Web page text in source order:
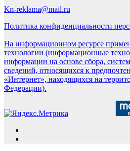
Kn-reklama@mail.ru
Политика конфиденциальности
На информационном ресурсе
технологии (информационные
информации на основе сбора,
сведений, относящихся к
«Интернет», находящихся на
Федерации).